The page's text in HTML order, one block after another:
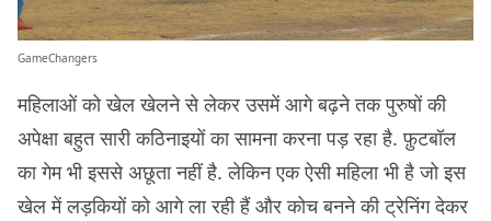
GameChangers
महिलाओं को खेल खेलने से लेकर उसमें आगे बढ़ने तक पुरुषों की
अपेक्षा बहुत सारी कठिनाइयों का सामना करना पड़ रहा है. फ़ुटबॉल
का गेम भी इससे अछूता नहीं है. लेकिन एक ऐसी महिला भी है जो इस
खेल में लड़कियों को आगे ला रही हैं और कोच बनने की ट्रेनिंग देकर